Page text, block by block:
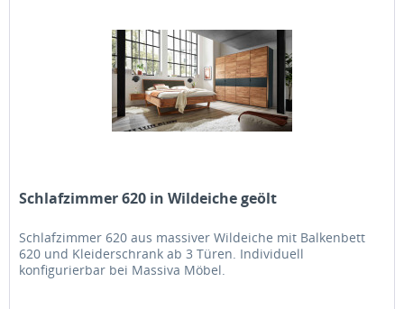
Schlafzimmer 620 in Wildeiche geölt
Schlafzimmer 620 aus massiver Wildeiche mit Balkenbett
620 und Kleiderschrank ab 3 Türen. Individuell
konfigurierbar bei Massiva Möbel.